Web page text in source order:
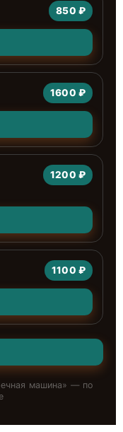
850 ₽
1600 ₽
1200 ₽
1100 ₽
машина» — по